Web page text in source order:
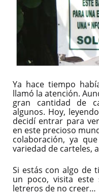
Ya hace tiempo
llamó la atención.
gran cantidad de
algunos. Hoy, leyendo
decidí entrar para
en este precioso
colaboración, ya
variedad de carteles,
Si estás con algo de
un poco, visita este
letreros de no creer…